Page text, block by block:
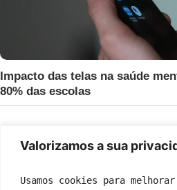
Valorizamos a sua
Usamos cookies para
Impacto das telas na saúde
80% das escolas